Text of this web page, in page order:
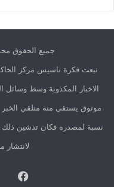
جميع الحقوق
نبعت فكرة تاسيس مركز
الاخبار المكذوبة وسط وسائل
موثوق يستقي منه متلقي الخبر
نسبة لمصدره فكان تدشين ذلك
لانتشار